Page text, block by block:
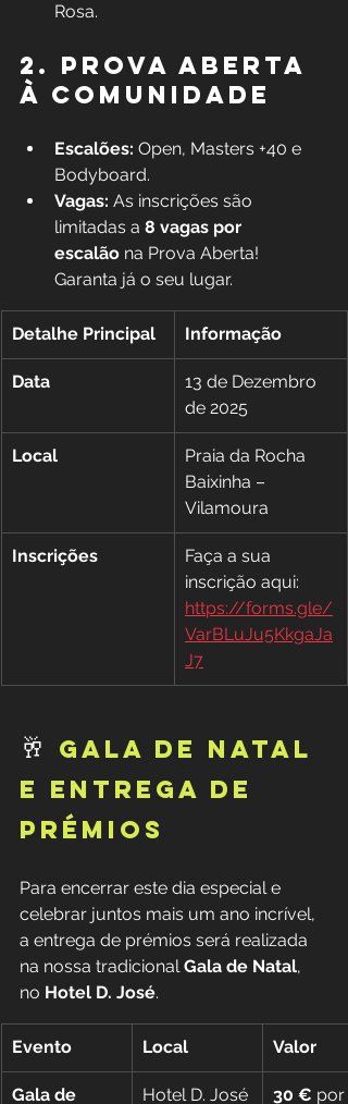
Rosa.
2. Prova Aberta
à Comunidade
Escalões: Open, Masters +40 e
Bodyboard.
Vagas: As inscrições são
limitadas a 8 vagas por
escalão na Prova Aberta!
Garanta já o seu lugar.
Detalhe Principal Informação
Data
13 de Dezembro
de 2025
Local
Praia da Rocha
Baixinha –
Vilamoura
Inscrições
Faça a sua
inscrição aqui:
https://forms.gle/
VarBLuJu5KkgaJa
J7
🥂
GALA DE NATAL
E ENTREGA DE
PRÉMIOS
Para encerrar este dia especial e
celebrar juntos mais um ano incrível,
a entrega de prémios será realizada
na nossa tradicional Gala de Natal,
no Hotel D. José.
Evento Local Valor
Gala de Hotel D. José 30 € por